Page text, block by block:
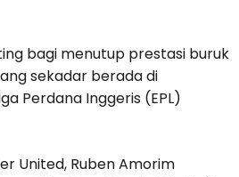
bagi menutup prestasi buruk
sekadar berada di
Perdana Inggeris (EPL)
United, Ruben Amorim